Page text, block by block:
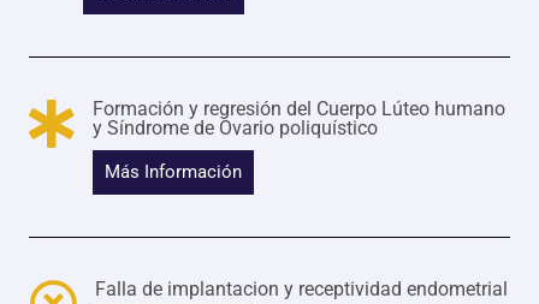
Formación y regresión del Cuerpo Lúteo humano
y Síndrome de Ovario poliquístico
Más Información
Falla de implantacion y receptividad endometrial